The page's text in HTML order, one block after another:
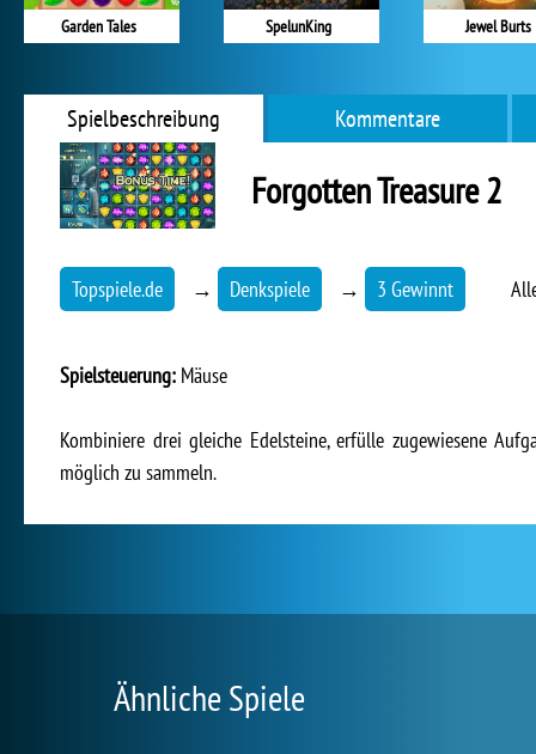
Garden Tales SpelunKing Jewel Burts
Spielbeschreibung Kommentare
Forgotten Treasure 2
Topspiele.de → Denkspiele → 3 Gewinnt
Spielsteuerung: Mäuse
Kombiniere drei gleiche Edelsteine, erfülle zugewiesene
möglich zu sammeln.
Ähnliche Spiele